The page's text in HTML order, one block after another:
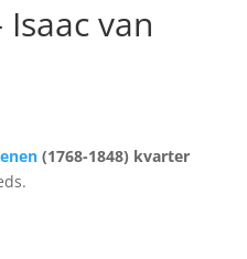
van
(1768-1848) kvarter